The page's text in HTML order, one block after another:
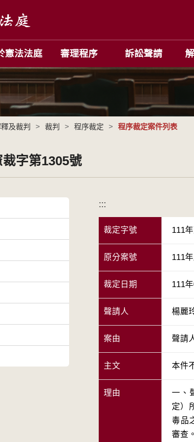
憲法法庭 審理程序 訴訟聲請
及裁判 > 裁判 > 程序裁定 > 程序裁定案件列表
字第1305號
:::
裁定字號 111
原分案號 111
裁定日期 111
聲請人 楊麗
案由 聲請
主文 本件
理由
一、
定）
毒品